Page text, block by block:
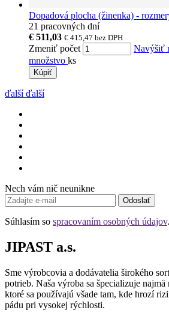
Dopadová plocha (žinenka) -
21 pracovných dní
€ 511,03 € 415,47 bez DPH
Zmeniť počet Navýšiť
množstvo ks
Kúpiť
ďalší ďalší
Nech vám nič neunikne
Odoslať
Súhlasím so spracovaním osobných údajov.
JIPAST a.s.
Sme výrobcovia a dodávatelia širokého
potrieb. Naša výroba sa špecializuje najmä
ktoré sa používajú všade tam, kde hrozí
pádu pri vysokej rýchlosti.